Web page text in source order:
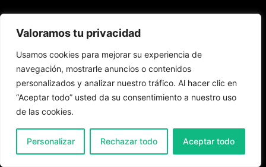
Valoramos tu privacidad
Usamos cookies para mejorar su experiencia de
navegación, mostrarle anuncios o contenidos
personalizados y analizar nuestro tráfico. Al hacer clic en
“Aceptar todo” usted da su consentimiento a nuestro uso
de las cookies.
Personalizar Rechazar todo Aceptar todo